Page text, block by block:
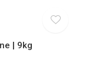
| 9kg